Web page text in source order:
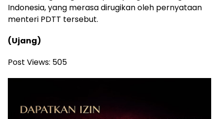
Indonesia, yang merasa dirugikan oleh pernyataan
menteri PDTT tersebut.
(Ujang)
Post Views: 505